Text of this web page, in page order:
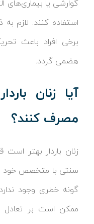
گوارشی یا بیماری‌های
استفاده کنند. لازم
برخی افراد باعث
هضمی گردد.
آیا زنان
مصرف کنند؟
زنان باردار بهتر
سنتی با متخصص خود
گونه خطری وجود
ممکن است بر تعادل